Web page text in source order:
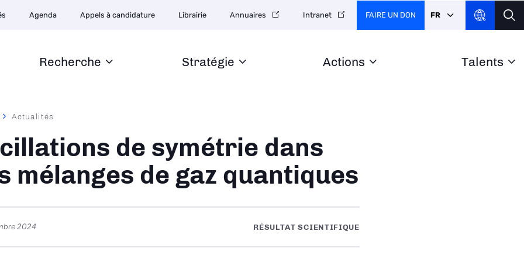
Recherche Stratégie Actions Talents
Agenda Appels à candidature Librairie Annuaires Intranet FAIRE UN DON FR
Actualités
de symétrie dans
mélanges de gaz quantiques
2024 RÉSULTAT SCIENTIFIQUE